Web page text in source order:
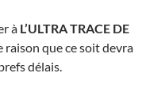
à L’ULTRA TRACE DE
que ce soit devra
délais.